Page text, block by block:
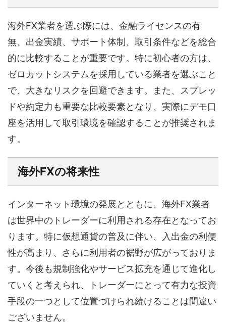
海外FX業者を選ぶ際には、金融ライセンスの有
無、出金実績、サポート体制、取引条件などを総合
的に比較することが重要です。特に初心者の方は、
ゼロカットシステムを採用している業者を選ぶこと
で、大きなリスクを回避できます。また、スプレッ
ドや約定力も重要な比較要素となり、実際にデモ口
座を活用して取引環境を確認することが推奨されま
す。
海外FXの将来性
インターネット環境の発展とともに、海外FX業者
は世界中のトレーダーに利用される存在となってお
ります。特に仮想通貨の普及に伴い、入出金の利便
性が高まり、さらに利用者の裾野が広がっておりま
す。今後も規制強化やサービス拡充を通じて進化し
ていくと考えられ、トレーダーにとって有力な投資
手段の一つとして位置づけられ続けることは間違い
ございません。